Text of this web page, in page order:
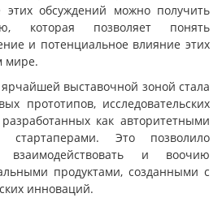
обсуждений можно получить
которая позволяет понять
и потенциальное влияние этих
мире.
выставочной зоной стала
прототипов, исследовательских
как авторитетными
Это позволило
взаимодействовать и воочию
продуктами, созданными с
инноваций.